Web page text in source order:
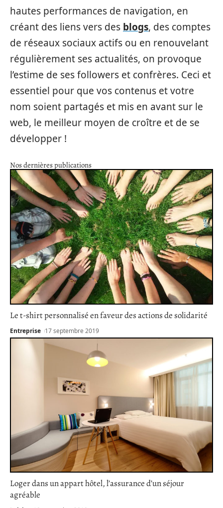
hautes performances de navigation, en
créant des liens vers des blogs, des comptes
de réseaux sociaux actifs ou en renouvelant
régulièrement ses actualités, on provoque
l’estime de ses followers et confrères. Ceci et
essentiel pour que vos contenus et votre
nom soient partagés et mis en avant sur le
web, le meilleur moyen de croître et de se
développer !
Nos dernières publications
Le t-shirt personnalisé en faveur des actions de solidarité
Entreprise 17 septembre 2019
Loger dans un appart hôtel, l’assurance d’un séjour
agréable